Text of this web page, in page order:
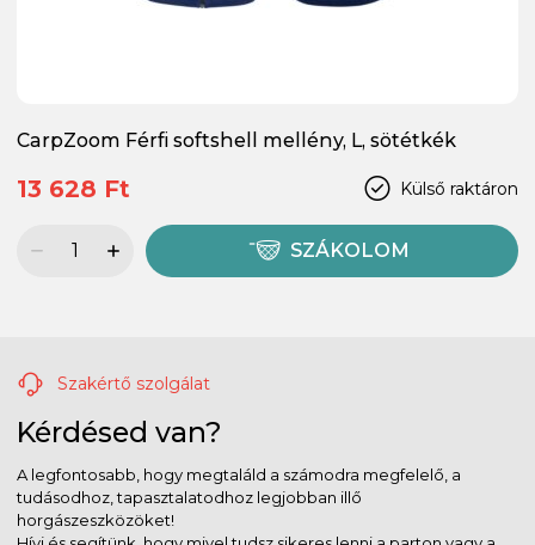
CarpZoom Férfi softshell mellény, L, sötétkék
Külső raktáron
13 628 Ft
SZÁKOLOM
Szakértő szolgálat
Kérdésed van?
A legfontosabb, hogy megtaláld a számodra megfelelő, a
tudásodhoz, tapasztalatodhoz legjobban illő
horgászeszközöket!